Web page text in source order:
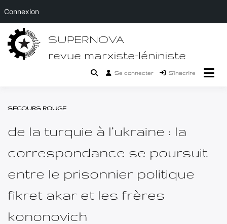
Passer
contenu
SUPERNOVA
revue marxiste-léniniste
Se connecter S’inscrire
SECOURS ROUGE
de la turquie à l’ukraine : la
correspondance se poursuit
entre le prisonnier politique
fikret akar et les frères
kononovich
Connexion